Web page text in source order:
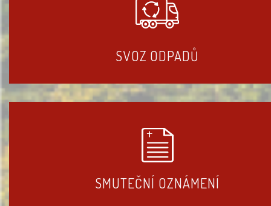
SVOZ ODPADŮ
SMUTEČNÍ OZNÁMENÍ